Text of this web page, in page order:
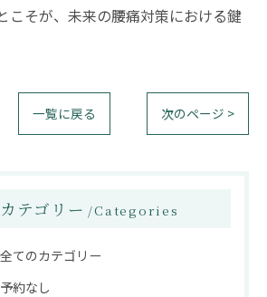
こそが、未来の腰痛対策における鍵
一覧に戻る 次のページ >
カテゴリー Categories
全てのカテゴリー
予約なし